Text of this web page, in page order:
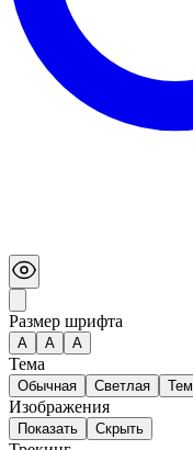
Размер шрифта
А A A
Тема
Обычная Светлая
Изображения
Показать Скрыть